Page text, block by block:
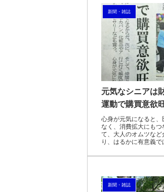
新聞・雑誌
元気なシニアは
運動で購買意欲
心身が元気になると
なく、消費拡大にも
て、大人のオムツなど
り、はるかに有意義で
新聞・雑誌